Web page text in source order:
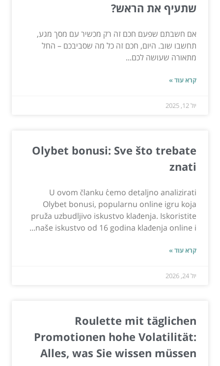
שתעיף את הראש?
אם חשבתם שפעם חכם זה רק מכשיר עם מסך מגע,
תחשבו שוב. היום, חכם זה כל מה שסביבכם – החל
מתאורה שעושה לכם...
קרא עוד »
יול 12, 2025
Olybet bonusi: Sve što trebate
znati
U ovom članku ćemo detaljno analizirati
Olybet bonusi, popularnu online igru koja
pruža uzbudljivo iskustvo klađenja. Iskoristite
naše iskustvo od 16 godina klađenja online i...
קרא עוד »
יול 24, 2026
Roulette mit täglichen
Promotionen hohe Volatilität:
Alles, was Sie wissen müssen